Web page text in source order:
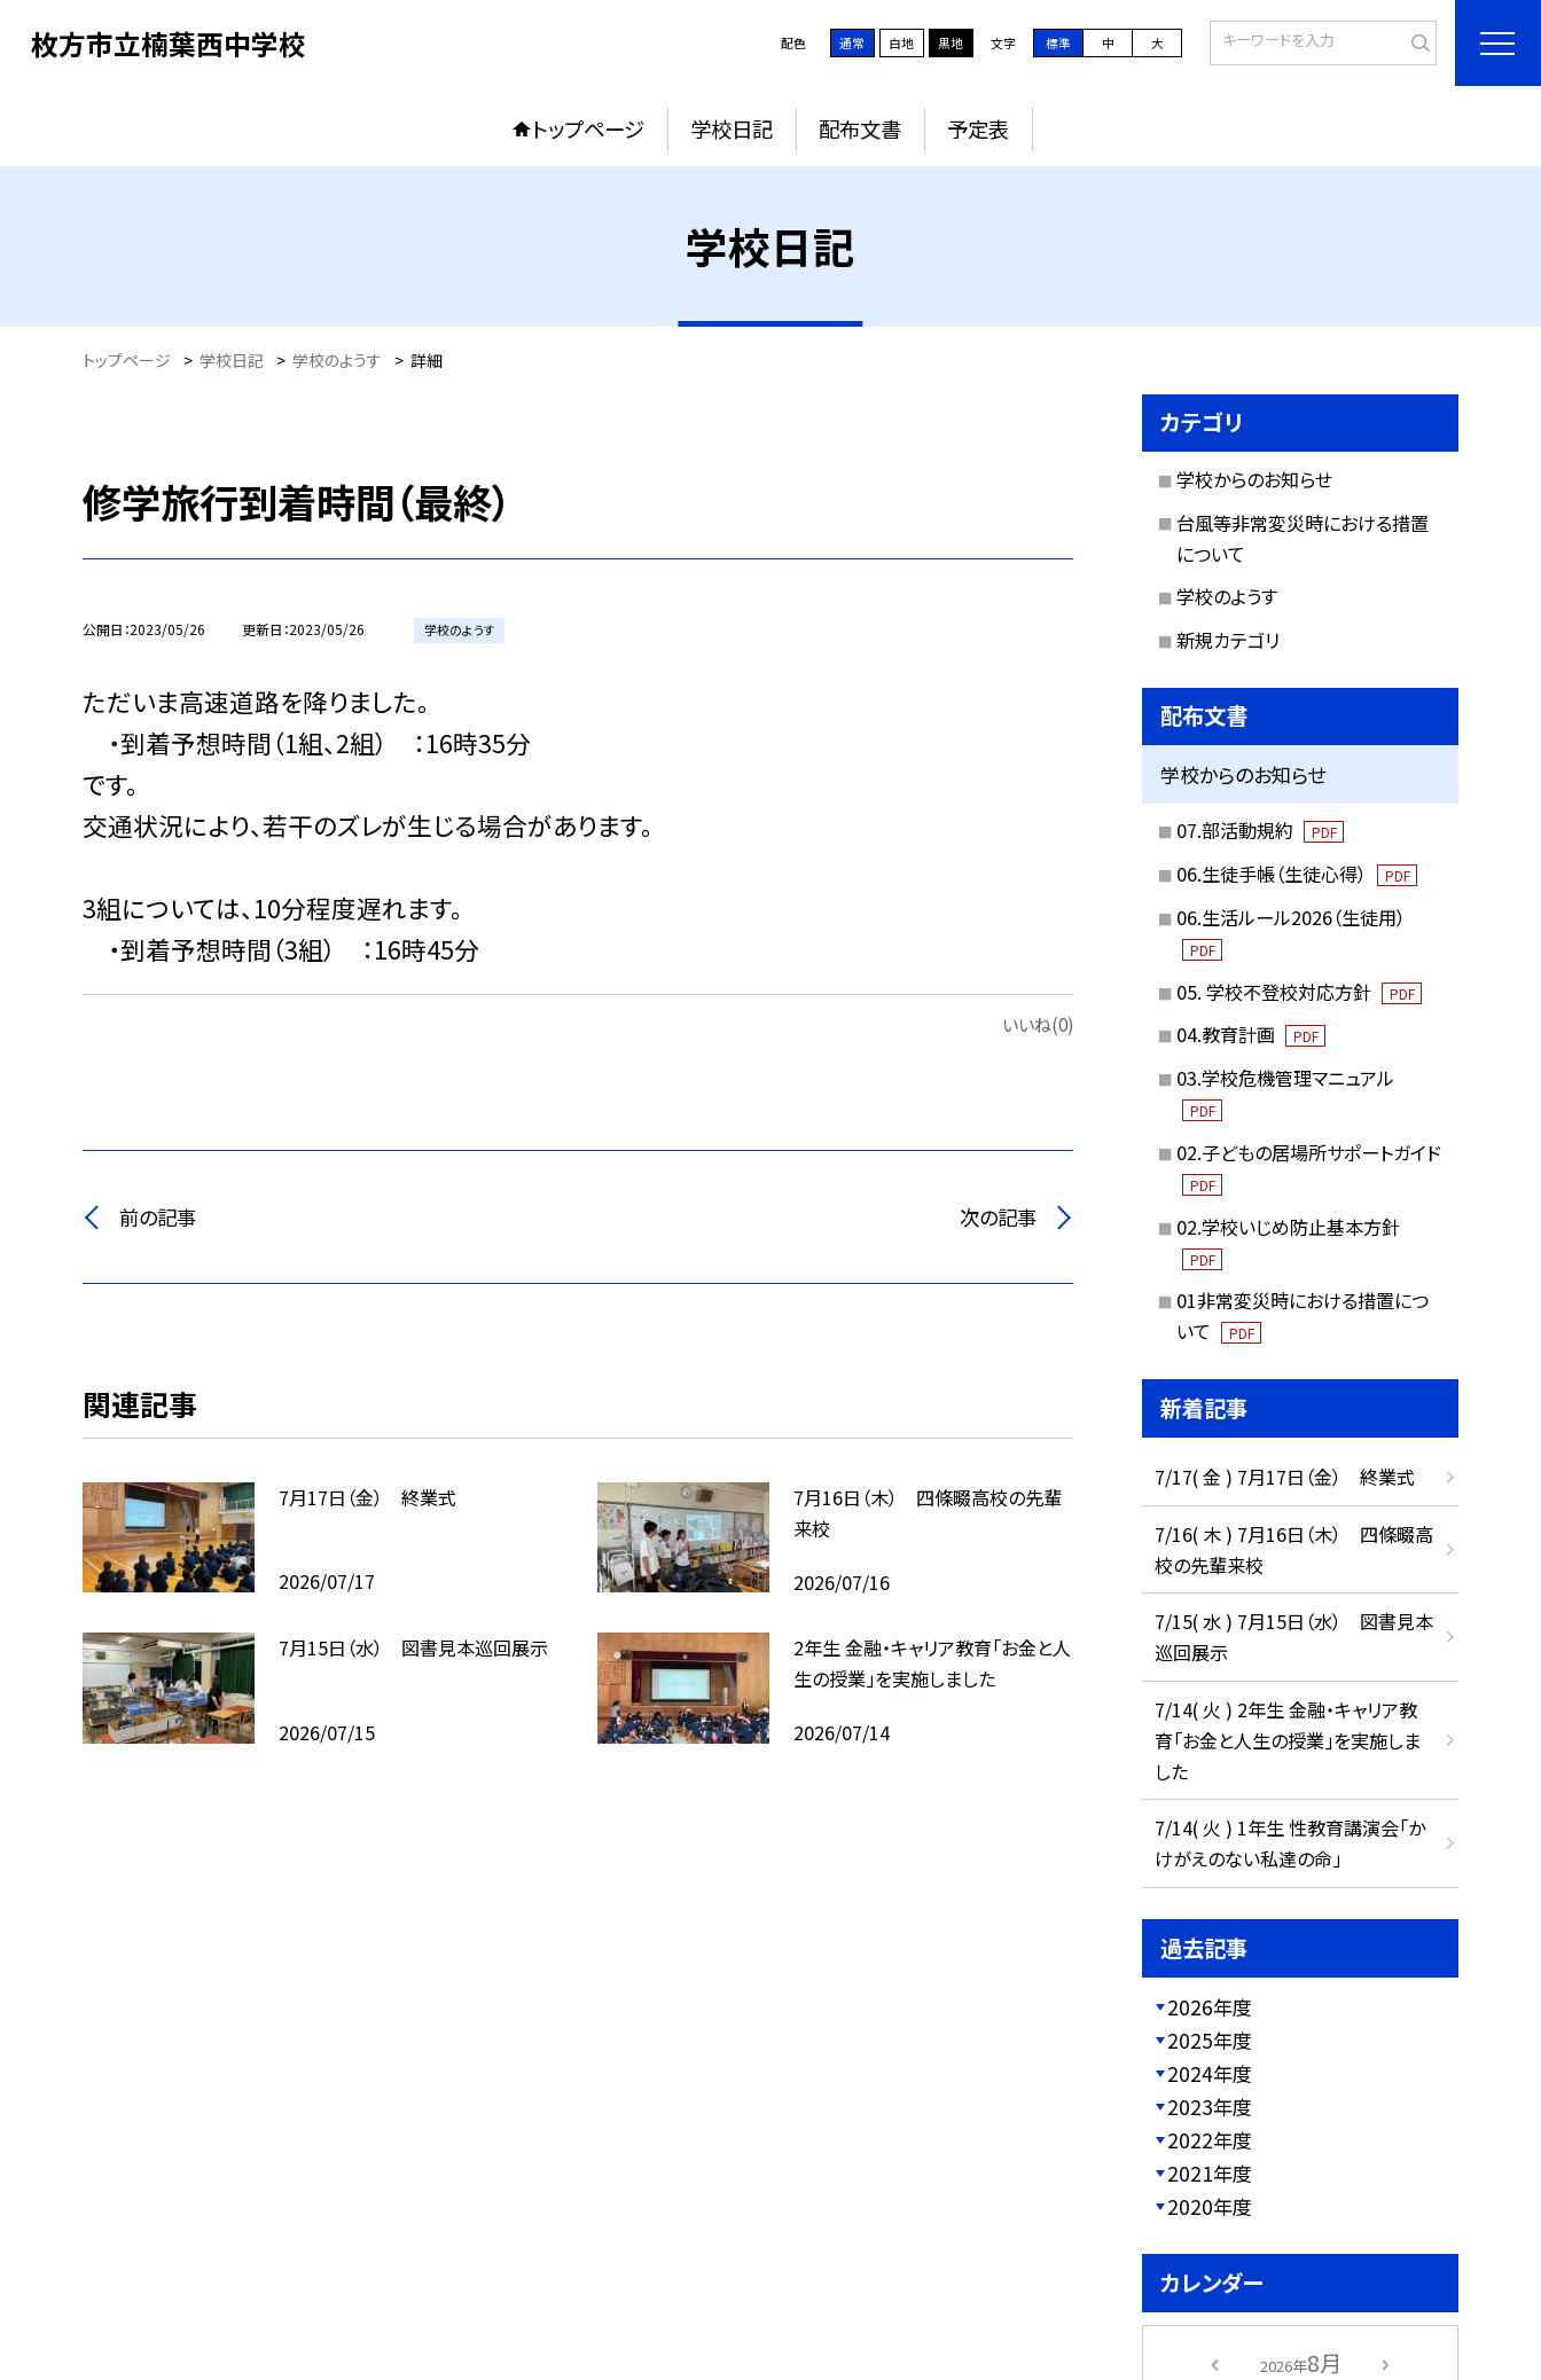
枚方市立楠葉西中学校 配色 通常 白地 黒地 文字 標準 中 大
トップページ 学校日記 配布文書 予定表
学校日記
トップページ > 学校日記 > 学校のようす > 詳細
修学旅行到着時間（最終）
公開日 2023/05/26 更新日 2023/05/26 学校のようす
ただいま高速道路を降りました。
・到着予想時間（1組、2組） ：16時35分
です。
交通状況により、若干のズレが生じる場合があります。
3組については、10分程度遅れます。
・到着予想時間（3組） ：16時45分
いいね(0)
前の記事 次の記事
関連記事
7月17日（金） 終業式
2026/07/17
7月16日（木） 四條畷高校の先輩
来校
2026/07/16
7月15日（水） 図書見本巡回展示
2026/07/15
2年生 金融・キャリア教育「お金と人
生の授業」を実施しました
2026/07/14
カテゴリ
学校からのお知らせ
台風等非常変災時における措置
について
学校のようす
新規カテゴリ
配布文書
学校からのお知らせ
07.部活動規約 PDF
06.生徒手帳（生徒心得） PDF
06.生活ルール2026（生徒用）
PDF
05. 学校不登校対応方針 PDF
04.教育計画 PDF
03.学校危機管理マニュアル
PDF
02.子どもの居場所サポートガイド
PDF
02.学校いじめ防止基本方針
PDF
01非常変災時における措置につ
いて
PDF
新着記事
7/17( 金 ) 7月17日（金） 終業式
7/16( 木 ) 7月16日（木） 四條畷高
校の先輩来校
7/15( 水 ) 7月15日（水） 図書見本
巡回展示
7/14( 火 ) 2年生 金融・キャリア教
育「お金と人生の授業」を実施しま
した
7/14( 火 ) 1年生 性教育講演会「か
けがえのない私達の命」
過去記事
2026年度
2025年度
2024年度
2023年度
2022年度
2021年度
2020年度
カレンダー
2026年8月